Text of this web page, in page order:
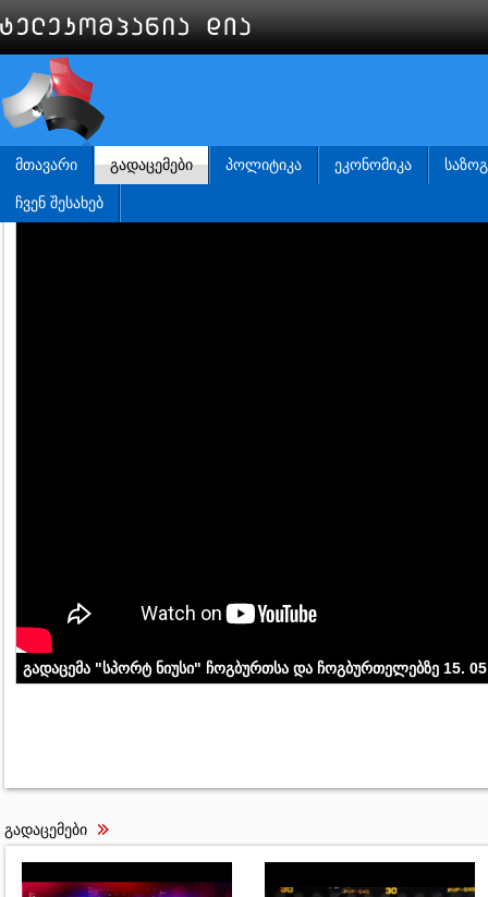
ᲛᲗᲐᲕᲐᲠᲘ ᲒᲐᲓᲐᲪᲔᲛᲔᲑᲘ ᲞᲝᲚᲘᲢᲘᲙᲐ ᲔᲙᲝᲜᲝᲛᲘᲙᲐ
ᲩᲕᲔᲜ ᲨᲔᲡᲐᲮᲔᲑ
გადაცემა "სპორტ ნიუსი" ჩოგბურთსა და ჩოგბურთელებზე 15.
გადაცემები